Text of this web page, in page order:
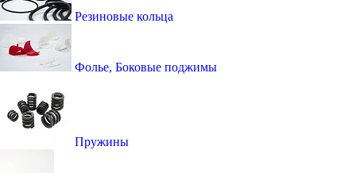
Резиновые кольца
Фолье, Боковые поджимы
Пружины